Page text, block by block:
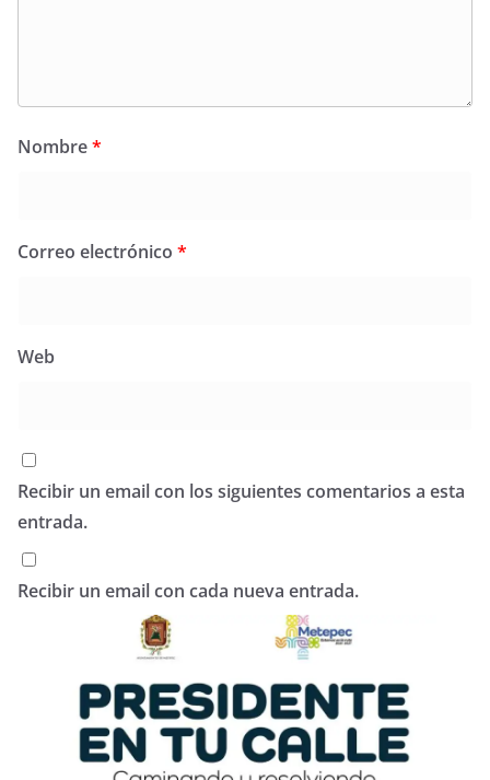
Nombre*
Correo electrónico *
Web
Recibir un email con los siguientes comentarios a esta
entrada.
Recibir un email con cada nueva entrada.